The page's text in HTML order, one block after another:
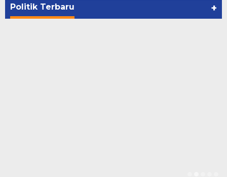
Politik Terbaru +
Di NASIONAL, POLITIK, REJANG LEBONG